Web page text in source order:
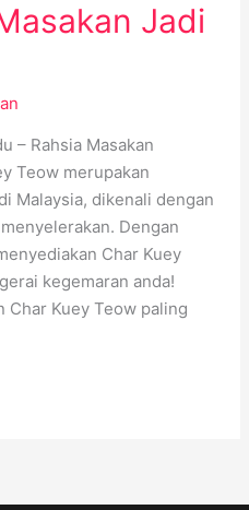
Jadi
– Rahsia Masakan
Teow merupakan
Malaysia, dikenali dengan
Dengan
Char Kuey
kegemaran anda!
Char Kuey Teow paling